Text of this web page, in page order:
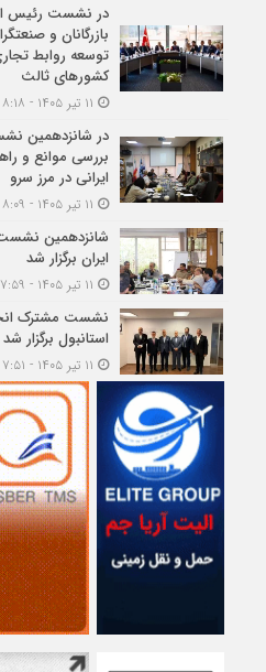
در نشست رئیس
بازرگانان و
توسعه روابط
کشورهای ثالث
در شانزدهمین
بررسی موانع و
ایرانی در مرز سرو
شانزدهمین
ایران برگزار شد
نشست مشترک
استانبول برگزار شد